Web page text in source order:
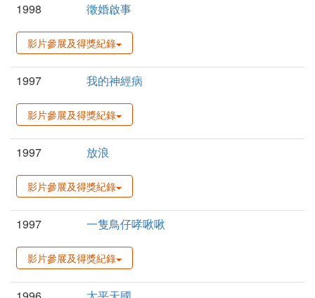
1998
徵婚啟事
影片參展及得獎紀錄
1997 我的神經病
影片參展及得獎紀錄
1997 放浪
影片參展及得獎紀錄
1997 一隻鳥仔哮啾啾
影片參展及得獎紀錄